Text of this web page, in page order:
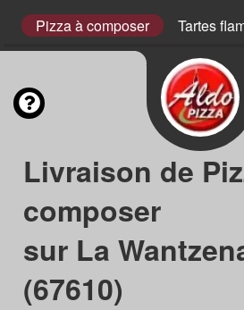
Pizza à composer Tartes
Livraison de
composer
sur La
(67610)